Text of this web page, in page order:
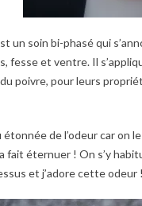
un soin bi-phasé qui
fesse et ventre. Il
poivre, pour leurs
étonnée de l’odeur car
fait éternuer ! On s’y
et j’adore cette odeur !